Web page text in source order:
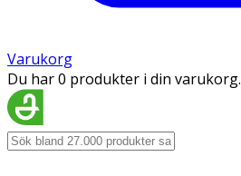
Varukorg
Du har 0 produkter i din varukorg.